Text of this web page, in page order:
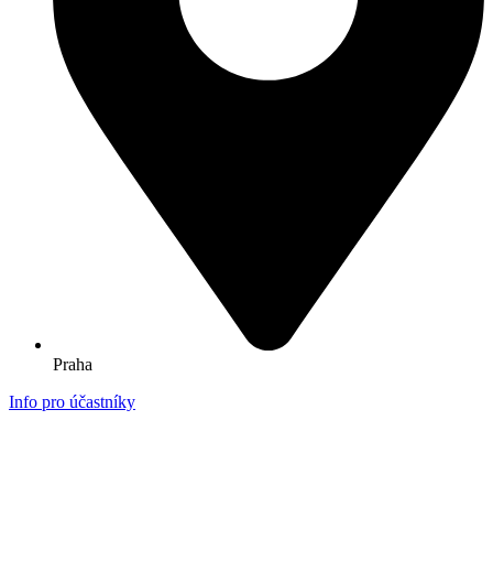
Praha
Info pro účastníky